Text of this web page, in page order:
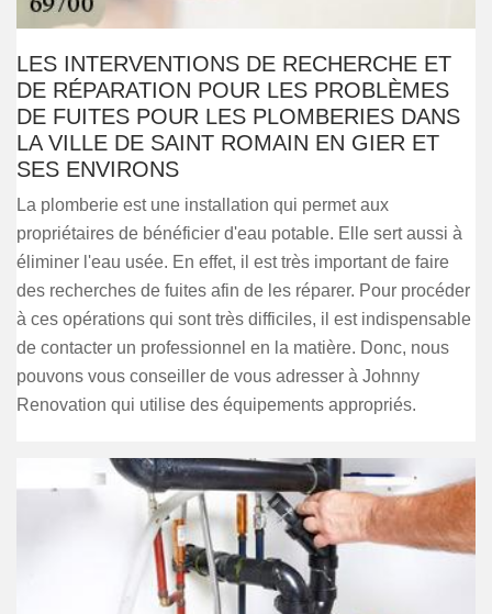
LES INTERVENTIONS DE RECHERCHE ET
DE RÉPARATION POUR LES PROBLÈMES
DE FUITES POUR LES PLOMBERIES DANS
LA VILLE DE SAINT ROMAIN EN GIER ET
SES ENVIRONS
La plomberie est une installation qui permet aux
propriétaires de bénéficier d'eau potable. Elle sert aussi à
éliminer l'eau usée. En effet, il est très important de faire
des recherches de fuites afin de les réparer. Pour procéder
à ces opérations qui sont très difficiles, il est indispensable
de contacter un professionnel en la matière. Donc, nous
pouvons vous conseiller de vous adresser à Johnny
Renovation qui utilise des équipements appropriés.